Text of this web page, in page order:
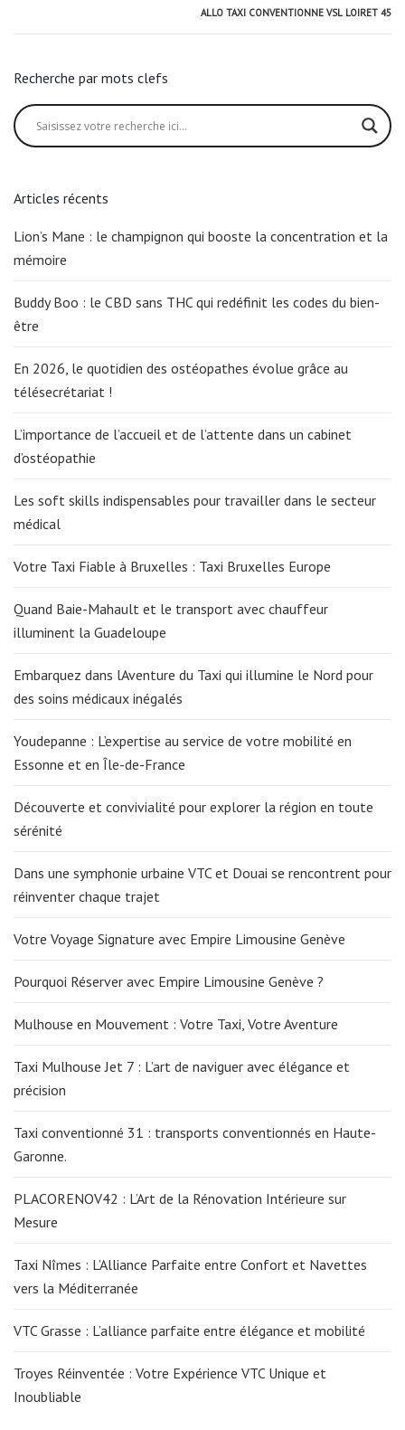
ALLO TAXI CONVENTIONNE VSL LOIRET 45
Recherche par mots clefs
Articles récents
Lion’s Mane : le champignon qui booste la concentration et la
mémoire
Buddy Boo : le CBD sans THC qui redéfinit les codes du bien-
être
En 2026, le quotidien des ostéopathes évolue grâce au
télésecrétariat !
L’importance de l’accueil et de l’attente dans un cabinet
d’ostéopathie
Les soft skills indispensables pour travailler dans le secteur
médical
Votre Taxi Fiable à Bruxelles : Taxi Bruxelles Europe
Quand Baie-Mahault et le transport avec chauffeur
illuminent la Guadeloupe
Embarquez dans lAventure du Taxi qui illumine le Nord pour
des soins médicaux inégalés
Youdepanne : L’expertise au service de votre mobilité en
Essonne et en Île-de-France
Découverte et convivialité pour explorer la région en toute
sérénité
Dans une symphonie urbaine VTC et Douai se rencontrent pour
réinventer chaque trajet
Votre Voyage Signature avec Empire Limousine Genève
Pourquoi Réserver avec Empire Limousine Genève ?
Mulhouse en Mouvement : Votre Taxi, Votre Aventure
Taxi Mulhouse Jet 7 : L’art de naviguer avec élégance et
précision
Taxi conventionné 31 : transports conventionnés en Haute-
Garonne.
PLACORENOV42 : L’Art de la Rénovation Intérieure sur
Mesure
Taxi Nîmes : L’Alliance Parfaite entre Confort et Navettes
vers la Méditerranée
VTC Grasse : L’alliance parfaite entre élégance et mobilité
Troyes Réinventée : Votre Expérience VTC Unique et
Inoubliable